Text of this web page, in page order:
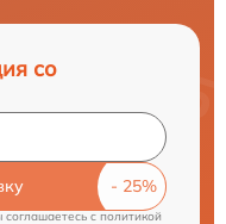
со
соглашаетесь cполитикой